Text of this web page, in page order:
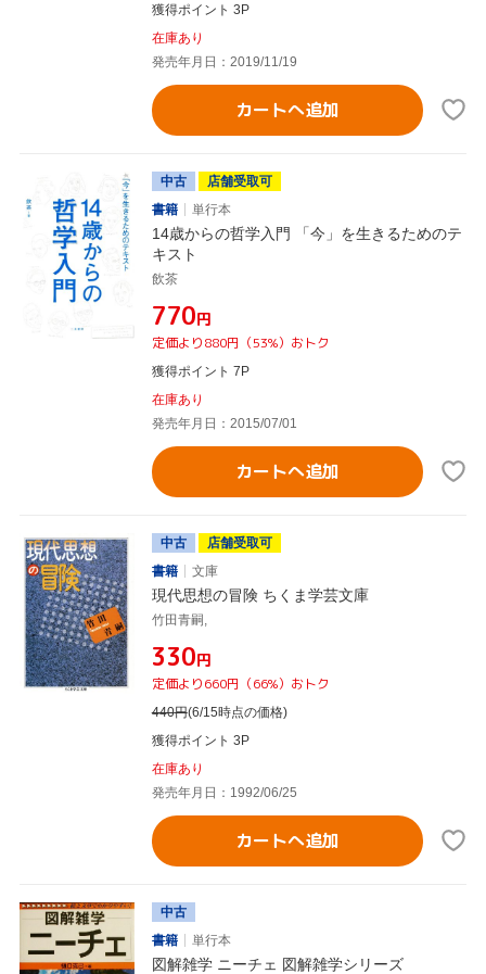
獲得ポイント 3P
在庫あり
発売年月日：2019/11/19
カートへ追加
中古
店舗受取可
書籍
単行本
14歳からの哲学入門 「今」を生きるためのテ
キスト
飲茶
¥770円
定価より880円（53%）おトク
獲得ポイント 7P
在庫あり
発売年月日：2015/07/01
カートへ追加
中古
店舗受取可
書籍
文庫
現代思想の冒険 ちくま学芸文庫
竹田青嗣,
¥330円
定価より660円（66%）おトク
440円(6/15時点の価格)
獲得ポイント 3P
在庫あり
発売年月日：1992/06/25
カートへ追加
中古
書籍
単行本
図解雑学 ニーチェ 図解雑学シリーズ